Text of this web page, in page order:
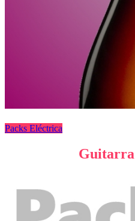
Packs Eléctrica